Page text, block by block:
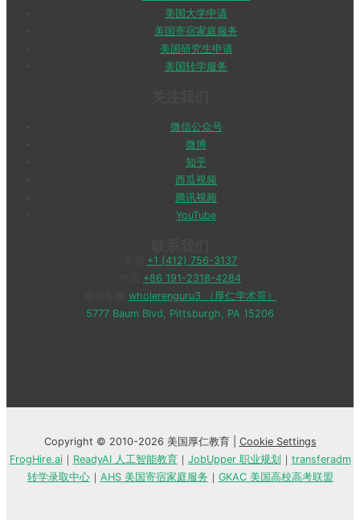
美国大学申请
美国寄宿家庭服务
美国研究生申请
美国转学服务
微信公众号
微博
知乎
西瓜视频
腾讯视频
YouTube
+1 (412) 756-3137
+86 191-2318-4284
wholerenguru3 （厚仁学术哥）
5777 Baum Blvd, Pittsburgh, PA 15206
Copyright © 2010-2026 美国厚仁教育 | Cookie Settings
FrogHire.ai｜ ReadyAI 人工智能教育｜ JobUpper 职业规划 ｜ transferadm
转学录取中心｜ AHS 美国寄宿家庭服务 ｜ GKAC 美国高校高考联盟